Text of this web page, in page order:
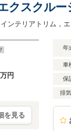
クスクル
ディスプ
ターシー
万円
を見る
年
車
保
排